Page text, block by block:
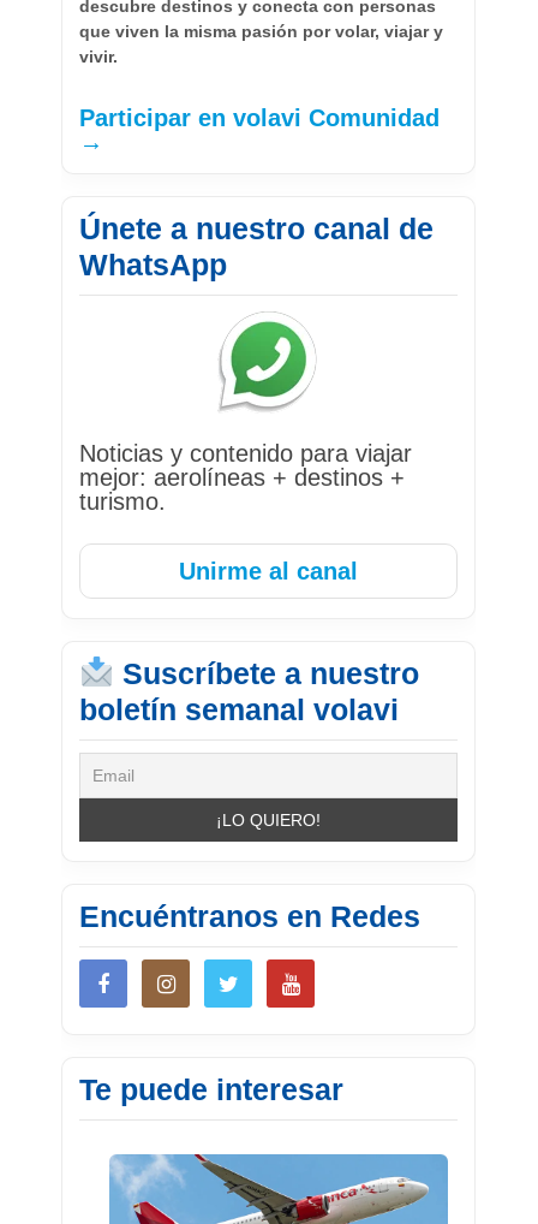
descubre destinos y conecta con personas
que viven la misma pasión por volar, viajar y
vivir.
Participar en volavi Comunidad
→
Únete a nuestro canal de
WhatsApp
Noticias y contenido para viajar
mejor: aerolíneas + destinos +
turismo.
Unirme al canal
Suscríbete a nuestro
boletín semanal volavi
Encuéntranos en Redes
Te puede interesar